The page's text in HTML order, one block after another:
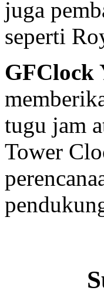
juga
seperti
GFClock
tugu jam
Tower